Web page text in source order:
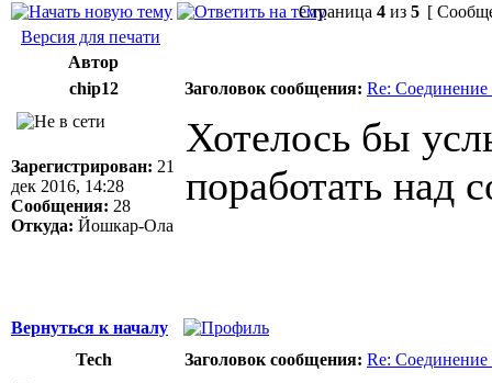
Страница 4 из 5 [
Версия для печати
Автор
chip12
Заголовок сообщения: Re:
Зарегистрирован: 21
дек 2016, 14:28
Сообщения: 28
Откуда: Йошкар-Ола
Хотелось бы
поработать над
Вернуться к началу
Tech
Заголовок сообщения: Re: